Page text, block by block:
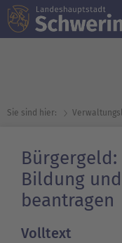
Sie sind hier:
Bildung
beantragen
Volltext